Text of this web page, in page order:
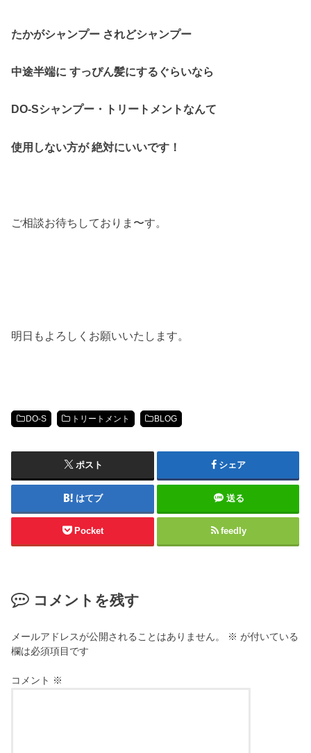
たかがシャンプー されどシャンプー
中途半端にすっぴん髪にするぐらいなら
DO-Sシャンプー・トリートメントなんて
使用しない方が 絶対にいいです！
ご相談お待ちしておりま〜す。
明日もよろしくお願いいたします。
DO-S トリートメント BLOG
ポスト シェア
はてブ 送る
Pocket feedly
コメントを残す
メールアドレスが公開されることはありません。 ※ が付いている
欄は必須項目です
コメント ※